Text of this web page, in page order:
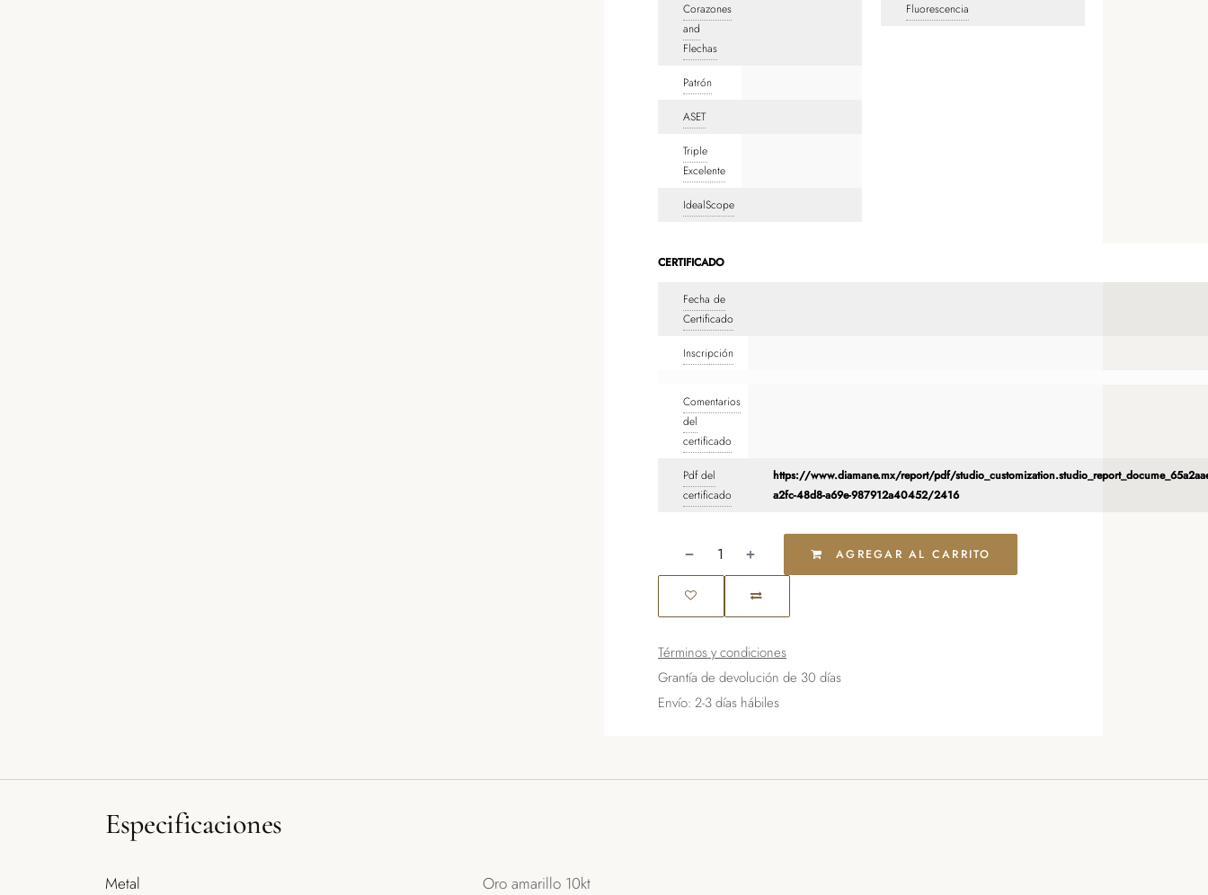
Corazones
and
Flechas
Patrón
ASET
Triple
Excelente
IdealScope
Fluorescencia
CERTIFICADO
Fecha de
Certificado
Inscripción
Comentarios
del
certificado
Pdf del
certificado
https://www.diamane.mx/report/pdf/
a2fc-48d8-a69e-987912a40452/2416
AGREGAR AL CARRITO
Términos y condiciones
Grantía de devolución de 30 días
Envío: 2-3 días hábiles
Especificaciones
Metal Oro amarillo 10kt